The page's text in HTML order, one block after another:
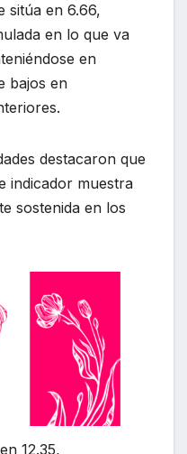
sitúa en 6.66,
en lo que va
en
bajos en
destacaron que
indicador muestra
sostenida en los
12.35,